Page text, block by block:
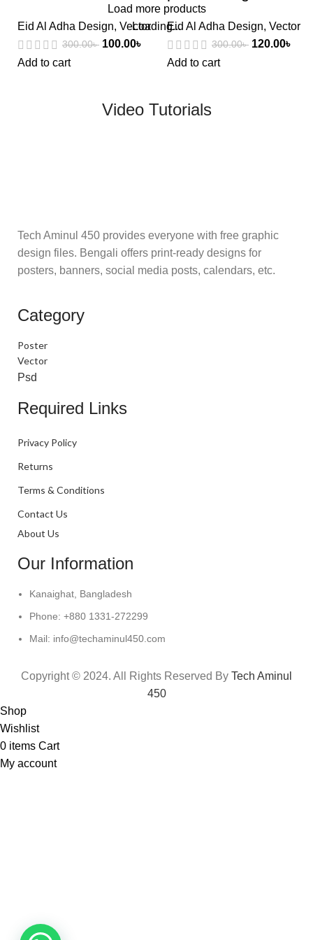
Eid Al Adha Design, Vector
300.00৳ 100.00৳
Add to cart
Eid Al Adha Design, Vector
300.00৳ 120.00৳
Add to cart
Load more products
Loading...
Video Tutorials
Tech Aminul 450 provides everyone with free graphic
design files. Bengali offers print-ready designs for
posters, banners, social media posts, calendars, etc.
Category
Poster
Vector
Psd
Required Links
Privacy Policy
Returns
Terms & Conditions
Contact Us
About Us
Our Information
Kanaighat, Bangladesh
Phone: +880 1331-272299
Mail: info@techaminul450.com
Copyright © 2024. All Rights Reserved By Tech Aminul
450
Shop
Wishlist
0 items Cart
My account